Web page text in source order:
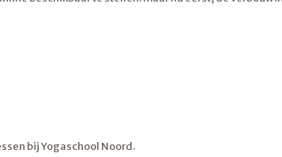
bij Yogaschool Noord.